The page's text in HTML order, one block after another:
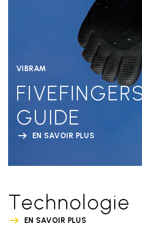
VIBRAM
GUIDE
EN SAVOIR PLUS
Technologie
EN SAVOIR PLUS